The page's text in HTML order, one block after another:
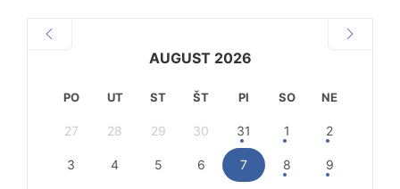
AUGUST 2026
PO UT ST ŠT PI SO NE
27 28 29 30 31 1 2
3 4 5 6 7 8 9